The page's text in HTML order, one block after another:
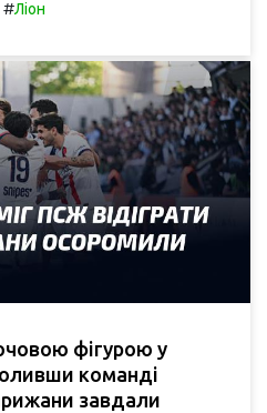
#Ліон
фігурою у
команді
завдали